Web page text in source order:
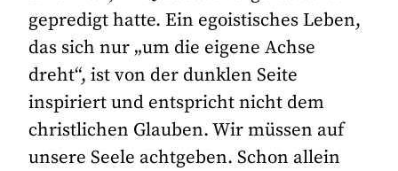
gepredigt hatte. Ein egoistisches Leben,
das sich nur „um die eigene Achse
dreht“, ist von der dunklen Seite
inspiriert und entspricht nicht dem
christlichen Glauben. Wir müssen auf
unsere Seele achtgeben. Schon allein